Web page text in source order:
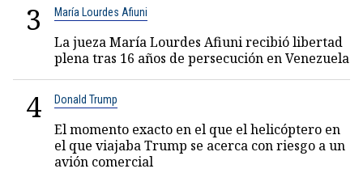
3 María Lourdes Afiuni
La jueza María Lourdes Afiuni recibió libertad
plena tras 16 años de persecución en Venezuela
4 Donald Trump
El momento exacto en el que el helicóptero en
el que viajaba Trump se acerca con riesgo a un
avión comercial